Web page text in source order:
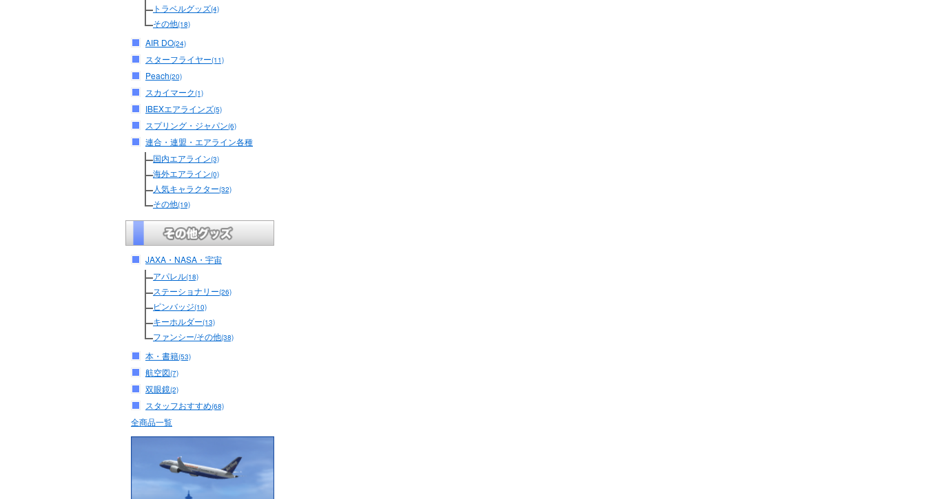
トラベルグッズ(4)
その他(18)
AIR DO(24)
スターフライヤー(11)
Peach(20)
スカイマーク(1)
IBEXエアラインズ(5)
スプリング・ジャパン(6)
連合・連盟・エアライン各種
国内エアライン(3)
海外エアライン(0)
人気キャラクター(32)
その他(19)
JAXA・NASA・宇宙
アパレル(18)
ステーショナリー(26)
ピンバッジ(10)
キーホルダー(13)
ファンシー/その他(38)
本・書籍(53)
航空図(7)
双眼鏡(2)
スタッフおすすめ(68)
全商品一覧